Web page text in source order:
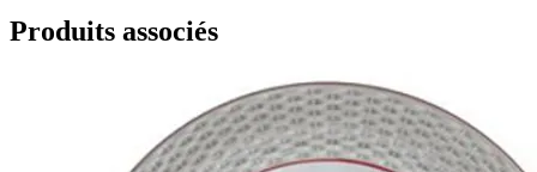
Produits associés